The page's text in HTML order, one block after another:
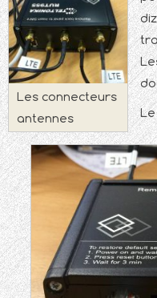
Les connecteurs
antennes